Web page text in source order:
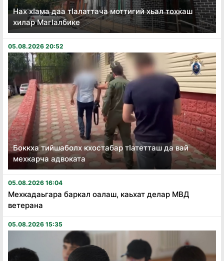
Нах хӏама даа тӏалаттача моттигий хьал тохкаш
хилар Магӏалбике
05.08.2026 20:52
Боккха тийшаболх кхостабар тӏатетташ да вай
мехкарча адвоката
05.08.2026 16:04
Мехкадаьгара баркал оалаш, каьхат делар МВД
ветерана
05.08.2026 15:35